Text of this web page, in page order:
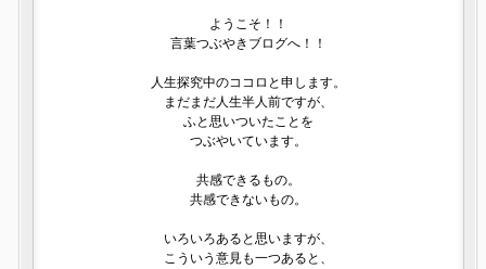
ようこそ！！
言葉つぶやきブログへ！！
人生探究中のココロと申します。
まだまだ人生半人前ですが、
ふと思いついたことを
つぶやいています。
共感できるもの。
共感できないもの。
いろいろあると思いますが、
こういう意見も一つあると、